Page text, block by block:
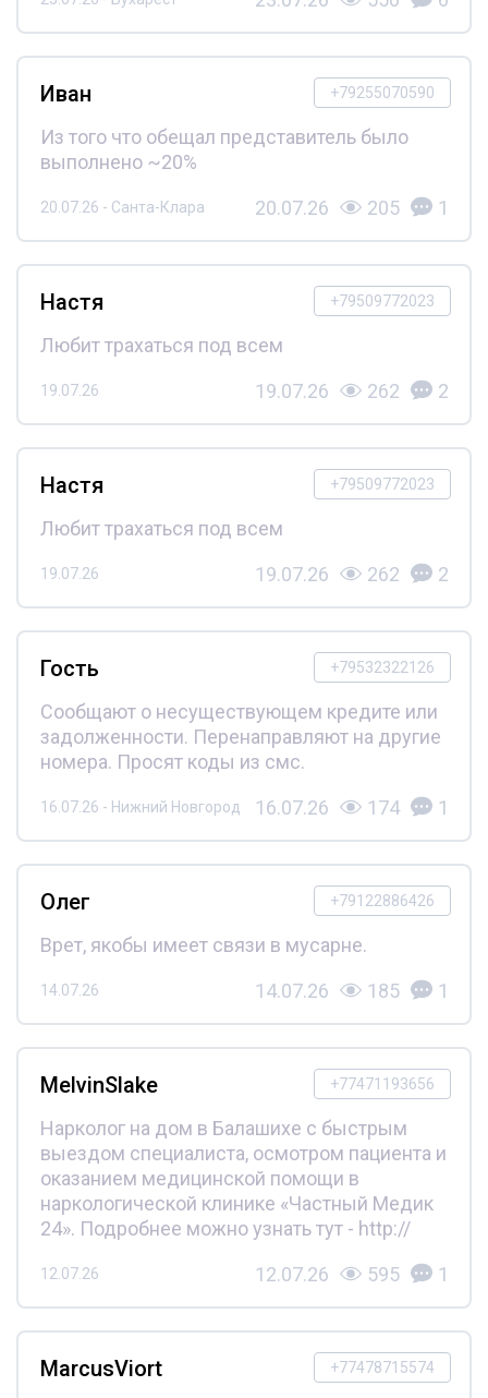
+79255070590
Иван
Из того что обещал представитель было
выполнено ~20%
20.07.26 - Санта-Клара 20.07.26 205 1
+79509772023
Настя
Любит трахаться под всем
19.07.26 19.07.26 262 2
+79509772023
Настя
Любит трахаться под всем
19.07.26 19.07.26 262 2
+79532322126
Гость
Сообщают о несуществующем кредите или
задолженности. Перенаправляют на другие
номера. Просят коды из смс.
16.07.26 - Нижний Новгород 16.07.26 174 1
+79122886426
Олег
Врет, якобы имеет связи в мусарне.
14.07.26 14.07.26 185 1
+77471193656
MelvinSlake
Нарколог на дом в Балашихе с быстрым
выездом специалиста, осмотром пациента и
оказанием медицинской помощи в
наркологической клинике «Частный Медик
24». Подробнее можно узнать тут - http://
12.07.26 12.07.26 595 1
+77478715574
MarcusViort